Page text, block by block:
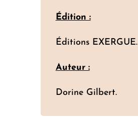
Édition :
Éditions EXERGUE.
Auteur :
Dorine Gilbert.